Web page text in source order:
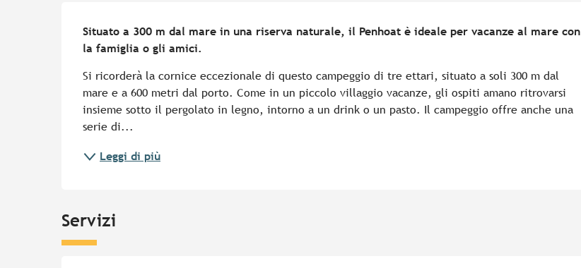
Situato a 300 m dal mare in una riserva naturale, il Penhoat è ideale per vacanze al mare con
la famiglia o gli amici.
Si ricorderà la cornice eccezionale di questo campeggio di tre ettari, situato a soli 300 m dal
mare e a 600 metri dal porto. Come in un piccolo villaggio vacanze, gli ospiti amano ritrovarsi
insieme sotto il pergolato in legno, intorno a un drink o un pasto. Il campeggio offre anche una
serie di...
Leggi di più
Servizi